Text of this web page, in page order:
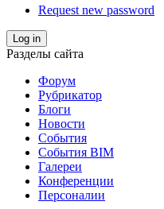
Request new password
Log in
Разделы сайта
Форум
Рубрикатор
Блоги
Новости
События
События BIM
Галереи
Конференции
Персоналии